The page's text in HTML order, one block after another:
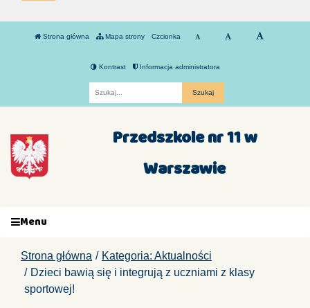
Strona główna Mapa strony Czcionka
Kontrast Informacja administratora
Przedszkole nr 11 w
Warszawie
Menu
Strona główna
Kategoria: Aktualności
Dzieci bawią się i integrują z uczniami z klasy
sportowej!